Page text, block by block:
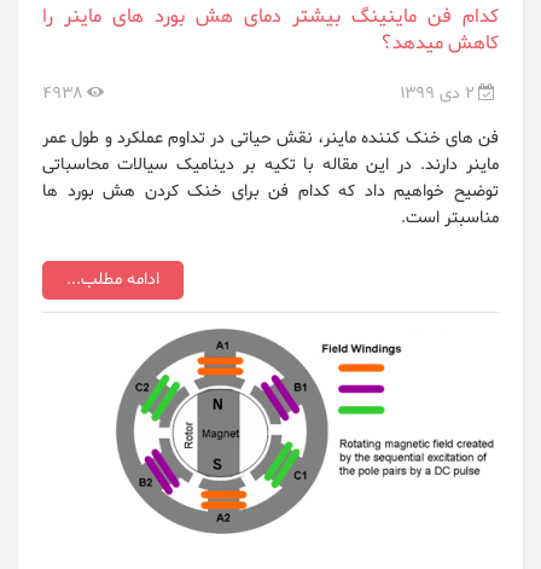
کدام فن ماینینگ بیشتر دمای هش بورد های ماینر را
کاهش میدهد؟
2 دی 1399
4938
فن های خنک کننده ماینر، نقش حیاتی در تداوم عملکرد و طول عمر
ماینر دارند. در این مقاله با تکیه بر دینامیک سیالات محاسباتی
توضیح خواهیم داد که کدام فن برای خنک کردن هش بورد ها
مناسبتر است.
ادامه مطلب...